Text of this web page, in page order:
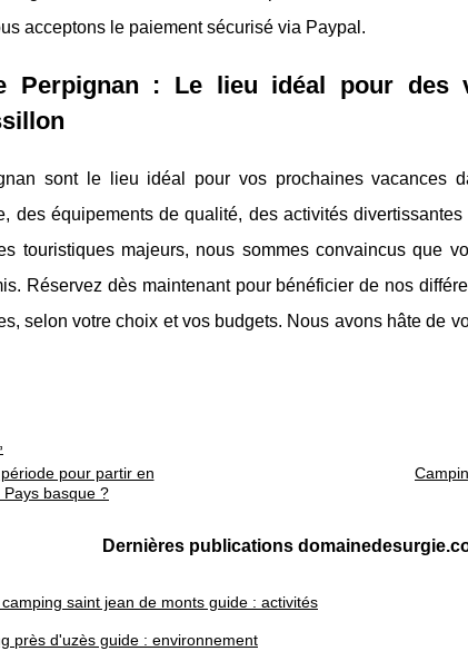
acceptons le paiement sécurisé via Paypal.
Perpignan : Le lieu idéal pour des
sont le lieu idéal pour vos prochaines vacances
des équipements de qualité, des activités
touristiques majeurs, nous sommes convaincus que
Réservez dès maintenant pour bénéficier de nos
selon votre choix et vos budgets. Nous avons hâte de
pour partir en
basque ?
Dernières publications
saint jean de monts guide : activités
près d'uzès guide : environnement